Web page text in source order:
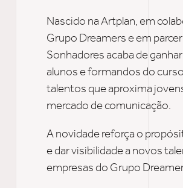
Nascido na Artplan, em
Grupo Dreamers e em
Sonhadores acaba de
alunos e formandos do
talentos que aproxima
mercado de comunicação.
A novidade reforça o
e dar visibilidade a novos
empresas do Grupo